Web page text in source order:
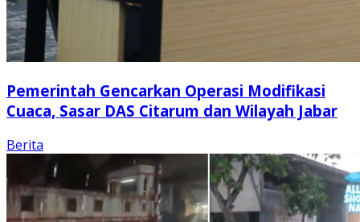
Pemerintah Gencarkan Operasi Modifikasi
Cuaca, Sasar DAS Citarum dan Wilayah Jabar
Berita